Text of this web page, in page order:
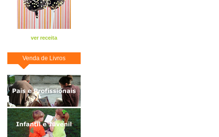
ver receita
Venda de Livros